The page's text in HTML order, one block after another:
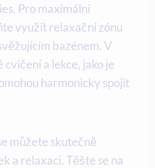
Pro maximální
využít relaxační zónu
bazénem. V
a lekce, jako je
harmonicky spojit
můžete skutečně
a relaxaci. Těšte se na